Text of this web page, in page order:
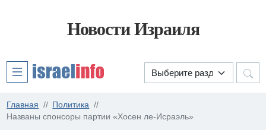
Новости Израиля
Главная
Политика
Названы спонсоры партии «Хосен ле-Исраэль»